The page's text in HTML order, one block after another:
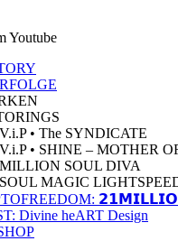
Youtube
V.i.P • The SYNDICATE
V.i.P • SHINE – MOTHER
MILLION SOUL DIVA
SOUL MAGIC
Divine heART Design